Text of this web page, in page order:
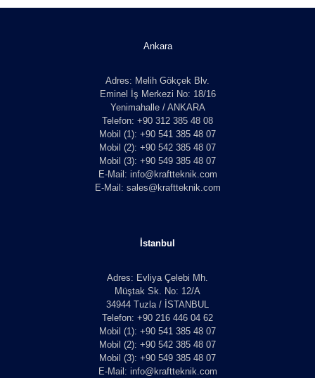
Ankara
Adres: Melih Gökçek Blv.
Eminel İş Merkezi No: 18/16
Yenimahalle / ANKARA
Telefon: +90 312 385 48 08
Mobil (1): +90 541 385 48 07
Mobil (2): +90 542 385 48 07
Mobil (3): +90 549 385 48 07
E-Mail: info@kraftteknik.com
E-Mail: sales@kraftteknik.com
İstanbul
Adres: Evliya Çelebi Mh.
Müştak Sk. No: 12/A
34944 Tuzla / İSTANBUL
Telefon: +90 216 446 04 62
Mobil (1): +90 541 385 48 07
Mobil (2): +90 542 385 48 07
Mobil (3): +90 549 385 48 07
E-Mail: info@kraftteknik.com